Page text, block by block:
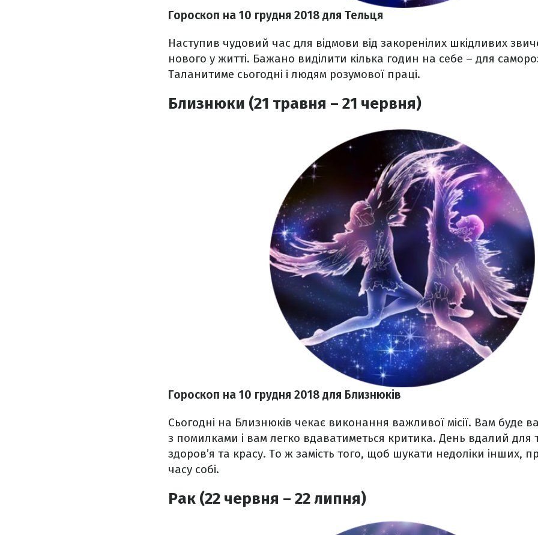
Гороскоп на 10 грудня 2018 для Тельця
Наступив чудовий час для відмови від закоренілих шкідливих
нового у житті. Бажано виділити кілька годин на себе – для
Таланитиме сьогодні і людям розумової праці.
Близнюки (21 травня – 21 червня)
Гороскоп на 10 грудня 2018 для Близнюків
Сьогодні на Близнюків чекає виконання важливої місії. Вам буде
з помилками і вам легко вдаватиметься критика. День вдалий для
здоров’я та красу. То ж замість того, щоб шукати недоліки інших,
часу собі.
Рак (22 червня – 22 липня)